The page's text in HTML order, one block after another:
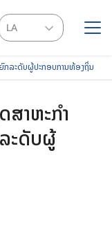
LA
ກ​ລະດັບ​ຜູ້​ປະກອບ​ການ​ທ້ອງ​ຖິ່ນ
າຫະກຳ
ະດັບ​ຜູ້​